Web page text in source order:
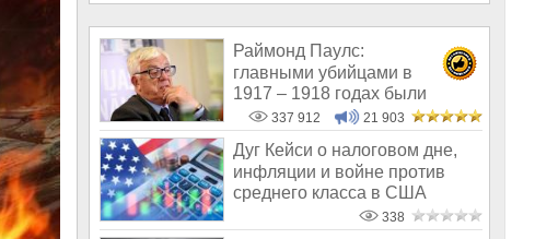
Раймонд Паулс:
главными убийцами в
1917 – 1918 годах были
латыши и евреи, а не русс
337 912 21 903
Дуг Кейси о налоговом дне,
инфляции и войне против
среднего класса в США
338